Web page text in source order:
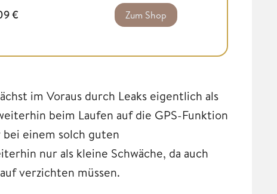
€ Zum Shop
im Voraus durch Leaks eigentlich als
beim Laufen auf die GPS-Funktion
einem solch guten
nur als kleine Schwäche, da auch
verzichten müssen.